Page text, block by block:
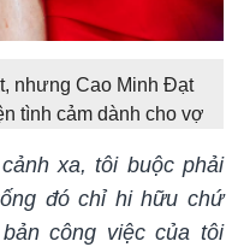
nhưng Cao Minh Đạt
tình cảm dành cho vợ
xa, tôi buộc phải
đó chỉ hi hữu chứ
công việc của tôi